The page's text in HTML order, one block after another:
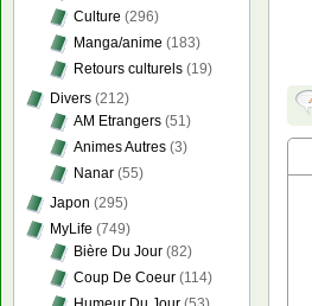
Culture (296)
Manga/anime (183)
Retours culturels (19)
Divers (212)
AM Etrangers (51)
Animes Autres (3)
Nanar (55)
Japon (295)
MyLife (749)
Bière Du Jour (82)
Coup De Coeur (114)